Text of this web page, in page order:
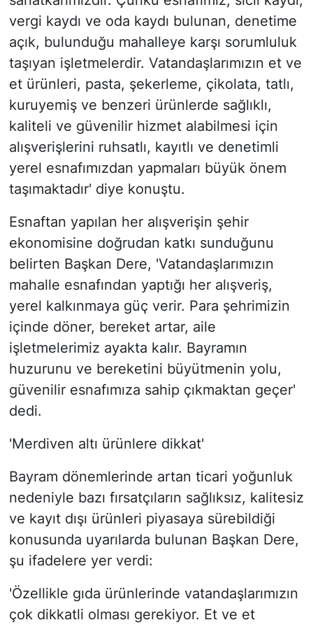
vergi kaydı ve oda kaydı bulunan, denetime
açık, bulunduğu mahalleye karşı sorumluluk
taşıyan işletmelerdir. Vatandaşlarımızın et ve
et ürünleri, pasta, şekerleme, çikolata, tatlı,
kuruyemiş ve benzeri ürünlerde sağlıklı,
kaliteli ve güvenilir hizmet alabilmesi için
alışverişlerini ruhsatlı, kayıtlı ve denetimli
yerel esnafımızdan yapmaları büyük önem
taşımaktadır' diye konuştu.
Esnaftan yapılan her alışverişin şehir
ekonomisine doğrudan katkı sunduğunu
belirten Başkan Dere, 'Vatandaşlarımızın
mahalle esnafından yaptığı her alışveriş,
yerel kalkınmaya güç verir. Para şehrimizin
içinde döner, bereket artar, aile
işletmelerimiz ayakta kalır. Bayramın
huzurunu ve bereketini büyütmenin yolu,
güvenilir esnafımıza sahip çıkmaktan geçer'
dedi.
'Merdiven altı ürünlere dikkat'
Bayram dönemlerinde artan ticari yoğunluk
nedeniyle bazı fırsatçıların sağlıksız, kalitesiz
ve kayıt dışı ürünleri piyasaya sürebildiği
konusunda uyarılarda bulunan Başkan Dere,
şu ifadelere yer verdi:
'Özellikle gıda ürünlerinde vatandaşlarımızın
çok dikkatli olması gerekiyor. Et ve et